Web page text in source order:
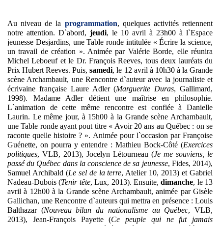
Au niveau de la programmation, quelques activités retiennent
notre attention. D`abord, jeudi, le 10 avril à 23h00 à l`Espace
jeunesse Desjardins, une Table ronde intitulée « Écrire la science,
un travail de création ». Animée par Valérie Borde, elle réunira
Michel Leboeuf et le Dr. François Reeves, tous deux lauréats du
Prix Hubert Reeves. Puis,samedi, le 12 avril à 10h30 à la Grande
scène Archambault, une Rencontre d`auteur avec la journaliste et
écrivaine française Laure Adler (Marguerite Duras, Gallimard,
1998). Madame Adler détient une maîtrise en philosophie.
L`animation de cette même rencontre est confiée à Danielle
Laurin. Le même jour, à 15h00 à la Grande scène Archambault,
une Table ronde ayant pout titre « Avoir 20 ans au Québec : on se
raconte quelle histoire ? ». Animée pour l`occasion par Françoise
Guénette, on pourra y entendre : Mathieu Bock-Côté (Exercices
politiques, VLB, 2013), Jocelyn Létourneau (Je me souviens, le
passé du Québec dans la conscience de sa jeunesse, Fides, 2014),
Samuel Archibald (Le sel de la terre, Atelier 10, 2013) et Gabriel
Nadeau-Dubois (Tenir tête, Lux, 2013). Ensuite, dimanche, le 13
avril à 12h00 à la Grande scène Archambault, animée par Gisèle
Gallichan, une Rencontre d`auteurs qui mettra en présence : Louis
Balthazar (Nouveau bilan du nationalisme au Québec, VLB,
2013), Jean-François Payette (Ce peuple qui ne fut jamais